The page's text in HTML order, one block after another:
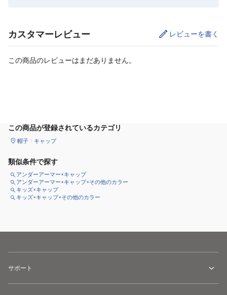
カスタマーレビュー レビューを書く
この商品のレビューはまだありません。
この商品が登録されているカテゴリ
帽子 キャップ
類似条件で探す
アンダーアーマー×キャップ
アンダーアーマー×キャップ×その他のカラー
キッズ×キャップ
キッズ×キャップ×その他のカラー
サポート